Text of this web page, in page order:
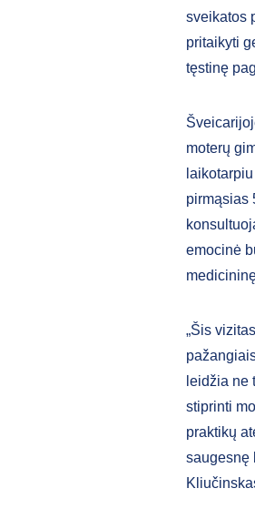
sveikatos
pritaikyti
tęstinę
moterų
pirmąsias
emocinė
„Šis
leidžia ne
stiprinti
praktikų
saugesnę